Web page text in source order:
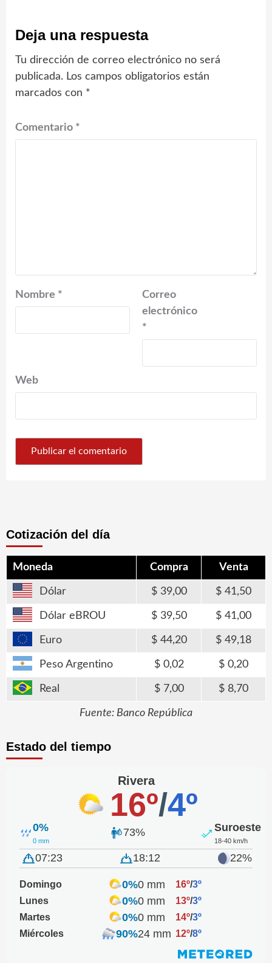
Deja una respuesta
Tu dirección de correo electrónico no será
publicada. Los campos obligatorios están
marcados con *
Comentario *
Nombre *
Correo
electrónico
*
Web
Cotización del día
Moneda Compra Venta
Dólar 39,00 41,50
Dólar eBROU 39,50 41,00
Euro 44,20 49,18
Peso Argentino 0,02 0,20
Real 7,00 8,70
Fuente: Banco República
Estado del tiempo
Rivera
16º/4º
0%
0 mm
73% Suroeste
18-40 km/h
07:23 18:12 22%
Domingo 0%0 mm 16º/3º
Lunes
0%0 mm 13º/3º
Martes
0%0 mm 14º/3º
Miércoles
90%24 mm 12º/8º